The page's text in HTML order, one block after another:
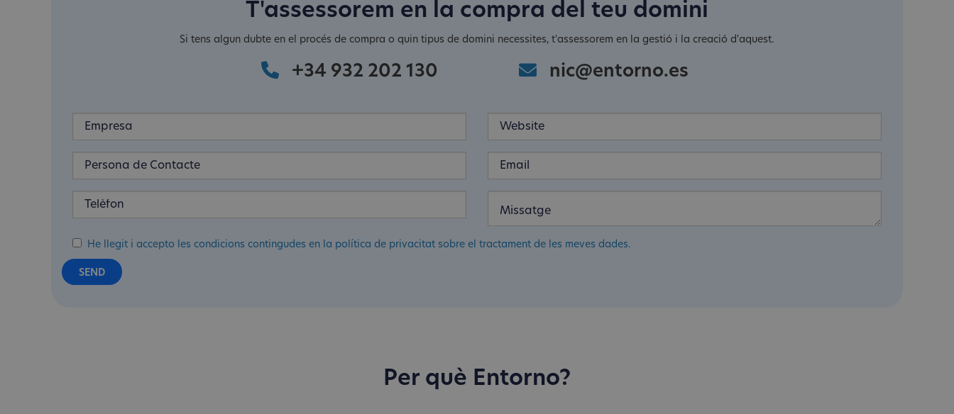
T'assessorem en la compra del teu domini
Si tens algun dubte en el procés de compra o quin tipus de domini necessites, t'assessorem en la gestió i la creació d'aquest.
+34 932 202 130 nic@entorno.es
He llegit i accepto les condicions contingudes en la política de privacitat sobre el tractament de les meves dades.
Per què Entorno?